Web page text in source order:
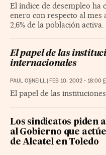
El índice de desempleo ha
enero con respecto al
2,6% de la población activa.
El papel de las
internacionales
PAUL O§NEILL | FEB 10, 2002 - 18:00
El papel de las
Los sindicatos piden
al Gobierno que
de Alcatel en Toledo